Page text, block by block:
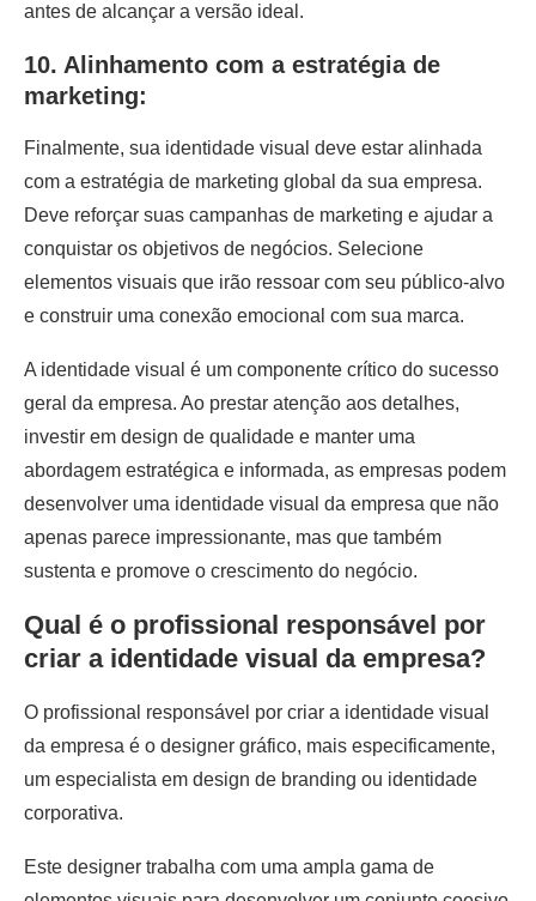
antes de alcançar a versão ideal.
10. Alinhamento com a estratégia de
marketing:
Finalmente, sua identidade visual deve estar alinhada
com a estratégia de marketing global da sua empresa.
Deve reforçar suas campanhas de marketing e ajudar a
conquistar os objetivos de negócios. Selecione
elementos visuais que irão ressoar com seu público-alvo
e construir uma conexão emocional com sua marca.
A identidade visual é um componente crítico do sucesso
geral da empresa. Ao prestar atenção aos detalhes,
investir em design de qualidade e manter uma
abordagem estratégica e informada, as empresas podem
desenvolver uma identidade visual da empresa que não
apenas parece impressionante, mas que também
sustenta e promove o crescimento do negócio.
Qual é o profissional responsável por
criar a identidade visual da empresa?
O profissional responsável por criar a identidade visual
da empresa é o designer gráfico, mais especificamente,
um especialista em design de branding ou identidade
corporativa.
Este designer trabalha com uma ampla gama de